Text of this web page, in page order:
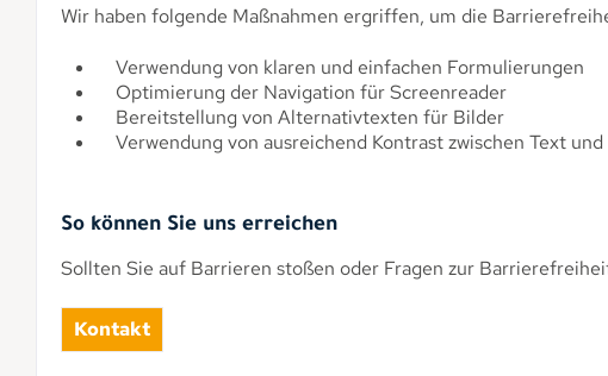
Wir haben folgende Maßnahmen ergriffen, um die
Verwendung von klaren und einfachen Formulierungen
Optimierung der Navigation für Screenreader
Bereitstellung von Alternativtexten für Bilder
Verwendung von ausreichend Kontrast zwischen Text
So können Sie uns erreichen
Sollten Sie auf Barrieren stoßen oder Fragen zur
Kontakt